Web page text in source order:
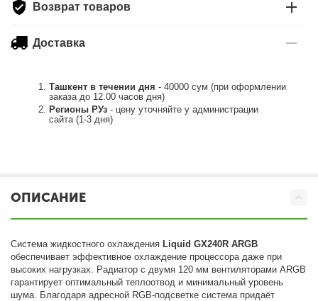
Возврат товаров
Доставка
Ташкент в течении дня - 40000 сум (при оформлении
заказа до 12.00 часов дня)
Регионы РУз - цену уточняйте у администрации
сайта (1-3 дня)
ОПИСАНИЕ
Система жидкостного охлаждения Liquid GX240R ARGB
обеспечивает эффективное охлаждение процессора даже при
высоких нагрузках. Радиатор с двумя 120 мм вентиляторами ARGB
гарантирует оптимальный теплоотвод и минимальный уровень
шума. Благодаря адресной RGB-подсветке система придаёт